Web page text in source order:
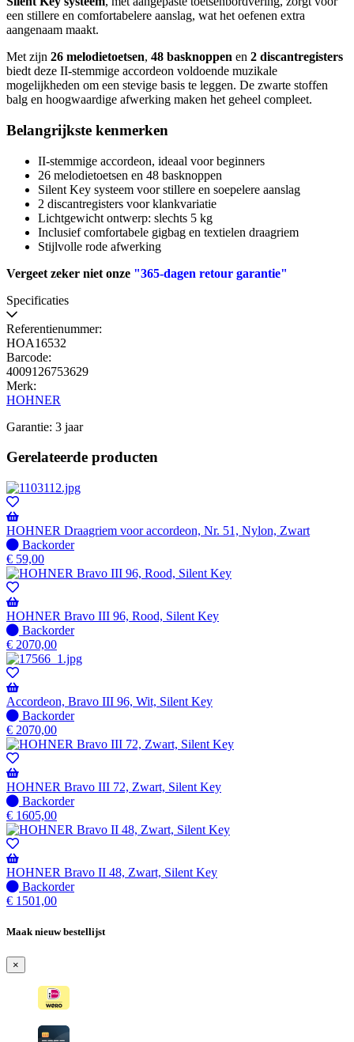
een stillere en comfortabelere aanslag, wat het oefenen extra
aangenaam maakt.
Met zijn 26 melodietoetsen, 48 basknoppen en 2 discantregisters
biedt deze II-stemmige accordeon voldoende muzikale
mogelijkheden om een stevige basis te leggen. De zwarte stoffen
balg en hoogwaardige afwerking maken het geheel compleet.
Belangrijkste kenmerken
II-stemmige accordeon, ideaal voor beginners
26 melodietoetsen en 48 basknoppen
Silent Key systeem voor stillere en soepelere aanslag
2 discantregisters voor klankvariatie
Lichtgewicht ontwerp: slechts 5 kg
Inclusief comfortabele gigbag en textielen draagriem
Stijlvolle rode afwerking
Vergeet zeker niet onze "365-dagen retour garantie"
Specificaties
Referentienummer:
HOA16532
Barcode:
4009126753629
Merk:
HOHNER
Garantie: 3 jaar
Gerelateerde producten
HOHNER Draagriem voor accordeon, Nr. 51, Nylon, Zwart
Niet
op
voorraad
-
Wordt
verzonden
wanneer
beschikbaar
Backorder
€ 59,00
HOHNER Bravo III 96, Rood, Silent Key
Niet
op
voorraad
-
Wordt
verzonden
wanneer
beschikbaar
Backorder
€ 2070,00
Accordeon, Bravo III 96, Wit, Silent Key
Niet
op
voorraad
-
Wordt
verzonden
wanneer
beschikbaar
Backorder
€ 2070,00
HOHNER Bravo III 72, Zwart, Silent Key
Niet
op
voorraad
-
Wordt
verzonden
wanneer
beschikbaar
Backorder
€ 1605,00
HOHNER Bravo II 48, Zwart, Silent Key
Niet
op
-
verzonden
wanneer
beschikbaar
Backorder
€ 1501,00
Maak nieuw bestellijst
×